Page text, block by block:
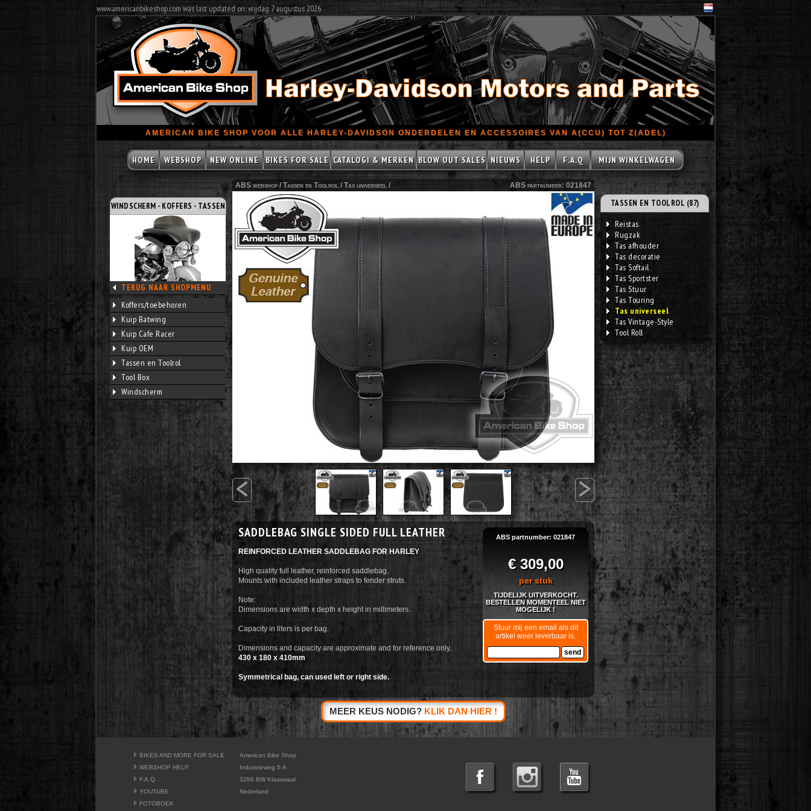
www.americanbikeshop.com was last updated on: vrijdag 7 augustus 2026
AMERICAN BIKE SHOP VOOR ALLE HARLEY-DAVIDSON ONDERDELEN EN ACCESSOIRES VAN A(CCU) TOT Z(ADEL)
HOME WEBSHOP NEW ONLINE BIKES FOR SALE CATALOGI & MERKEN BLOW OUT SALES NIEUWS HELP F.A.Q MIJN WINKELWAGEN
WINDSCHERM - KOFFERS - TASSEN
TERUG NAAR SHOPMENU
Koffers/toebehoren
Kuip Batwing
Kuip Cafe Racer
Kuip OEM
Tassen en Toolrol
Tool Box
Windscherm
ABS webshop / Tassen en Toolrol / Tas universeel / ABS partnumber: 021847
< >
SADDLEBAG SINGLE SIDED FULL LEATHER
REINFORCED LEATHER SADDLEBAG FOR HARLEY
High quality full leather, reinforced saddlebag.
Mounts with included leather straps to fender struts.
Note:
Dimensions are width x depth x height in millimeters.
Capacity in liters is per bag.
Dimensions and capacity are approximate and for reference only.
430 x 180 x 410mm
Symmetrical bag, can used left or right side.
ABS partnumber: 021847
€ 309,00
per stuk
TIJDELIJK UITVERKOCHT.
BESTELLEN MOMENTEEL NIET
MOGELIJK !
Stuur mij een email als dit
artikel weer leverbaar is.
MEER KEUS NODIG? KLIK DAN HIER !
TASSEN EN TOOLROL (87)
Reistas
Rugzak
Tas afhouder
Tas decoratie
Tas Softail
Tas Sportster
Tas Stuur
Tas Touring
Tas universeel
Tas Vintage-Style
Tool Roll
BIKES AND MORE FOR SALE
WEBSHOP HELP
F.A.Q.
YOUTUBE
FOTOBOEK
American Bike Shop
Industrieweg 5-A
3286 BW Klaaswaal
Nederland